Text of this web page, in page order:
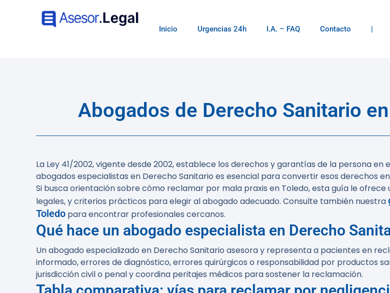
Inicio Urgencias 24h I.A. – FAQ Contacto |
Abogados de Derecho Sanitario
La Ley 41/2002, vigente desde 2002, establece los derechos y garantías de la persona
abogados especialistas en Derecho Sanitario es esencial para convertir esos derechos
Si busca orientación sobre cómo reclamar por mala praxis en Toledo, esta guía le
legales, y criterios prácticos para elegir al abogado adecuado. Consulte también nuestra
Toledo para encontrar profesionales cercanos.
Qué hace un abogado especialista en Derecho
Un abogado especializado en Derecho Sanitario asesora y representa a pacientes en
informado, errores de diagnóstico, errores quirúrgicos o responsabilidad por productos
jurisdicción civil o penal y coordina peritajes médicos para sostener la reclamación.